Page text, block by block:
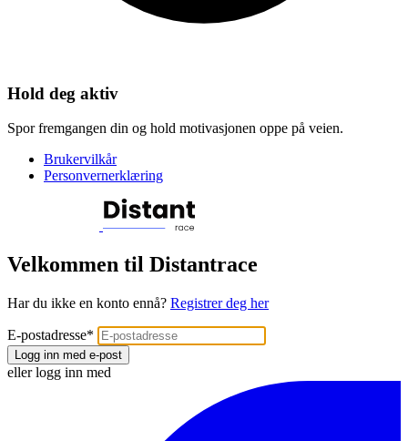
Hold deg aktiv
Spor fremgangen din og hold motivasjonen oppe på veien.
Brukervilkår
Personvernerklæring
Velkommen til Distantrace
Har du ikke en konto ennå? Registrer deg her
E-postadresse*
Logg inn med e-post
eller logg inn med